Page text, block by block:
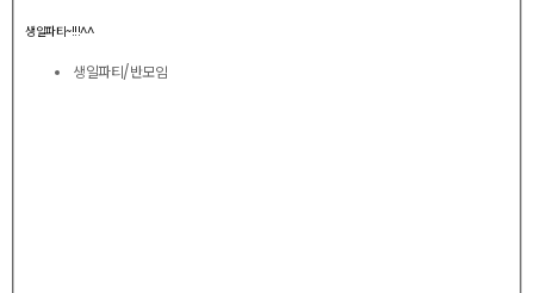
생일파티~!!!^^
생일파티/반모임